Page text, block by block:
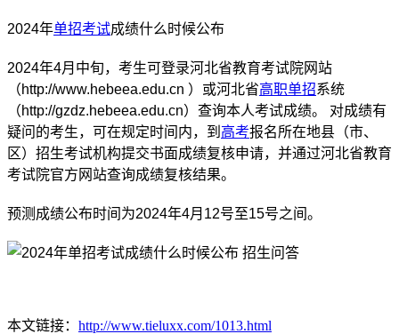
2024年单招考试成绩什么时候公布
2024年4月中旬，考生可登录河北省教育考试院网站
（http://www.hebeea.edu.cn ）或河北省高职单招系统
（http://gzdz.hebeea.edu.cn）查询本人考试成绩。 对成绩有
疑问的考生，可在规定时间内，到 高考报名所在地县（市、
区）招生考试机构提交书面成绩复核申请，并通过河北省教育
考试院官方网站查询成绩复核结果。
预测成绩公布时间为2024年4月12号至15号之间。
本文链接： http://www.tieluxx.com/1013.html